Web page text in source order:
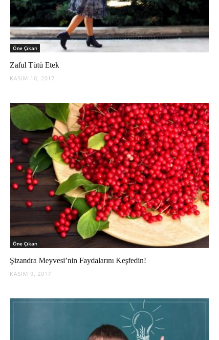
Öne Çıkan
Zaful Tütü Etek
KASIM 10, 2017
Öne Çıkan
Şizandra Meyvesi’nin Faydalarını Keşfedin!
KASIM 9, 2017